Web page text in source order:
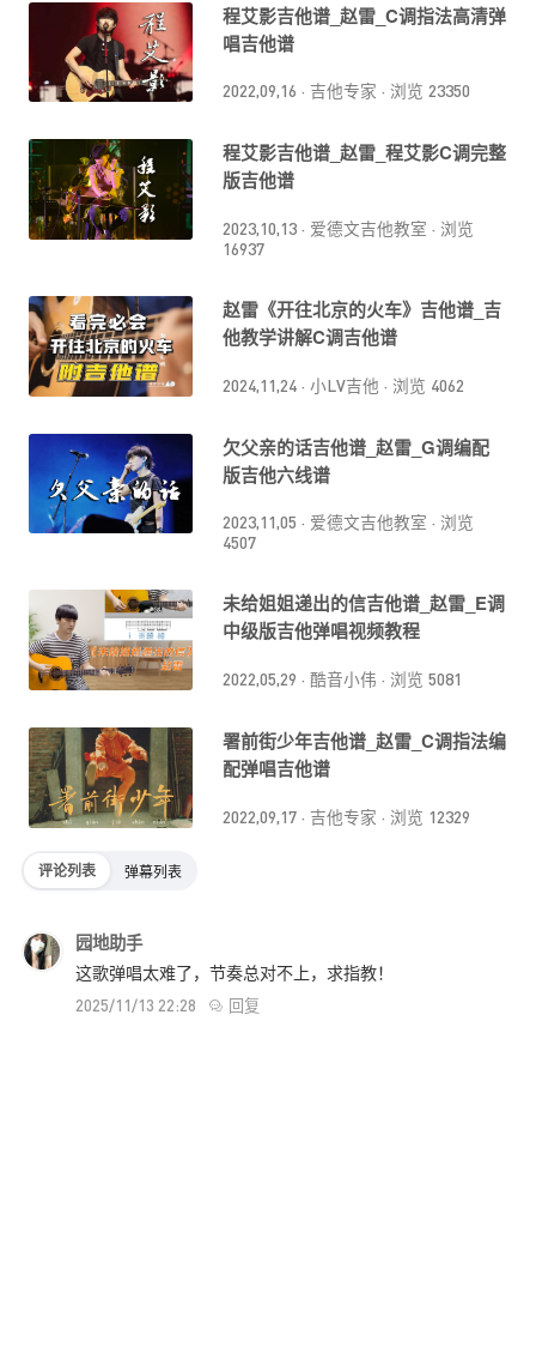
程艾影吉他谱_赵雷_C调指法高清弹
唱吉他谱
2022,09,16 · 吉他专家 · 浏览 23350
程艾影吉他谱_赵雷_程艾影C调完整
版吉他谱
2023,10,13 · 爱德文吉他教室 · 浏览
16937
赵雷《开往北京的火车》吉他谱_吉
他教学讲解C调吉他谱
2024,11,24 · 小LV吉他 · 浏览 4062
欠父亲的话吉他谱_赵雷_G调编配
版吉他六线谱
2023,11,05 · 爱德文吉他教室 · 浏览
4507
未给姐姐递出的信吉他谱_赵雷_E调
中级版吉他弹唱视频教程
2022,05,29 · 酷音小伟 · 浏览 5081
署前街少年吉他谱_赵雷_C调指法编
配弹唱吉他谱
2022,09,17 · 吉他专家 · 浏览 12329
评论列表 弹幕列表
园地助手
这歌弹唱太难了，节奏总对不上，求指教！
2025/11/13 22:28 回复